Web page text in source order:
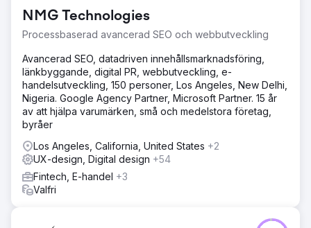
NMG Technologies
Processbaserad avancerad SEO och webbutveckling
Avancerad SEO, datadriven innehållsmarknadsföring,
länkbyggande, digital PR, webbutveckling, e-
handelsutveckling, 150 personer, Los Angeles, New Delhi,
Nigeria. Google Agency Partner, Microsoft Partner. 15 år
av att hjälpa varumärken, små och medelstora företag,
byråer
Los Angeles, California, United States +2
UX-design, Digital design +54
Fintech, E-handel +3
Valfri